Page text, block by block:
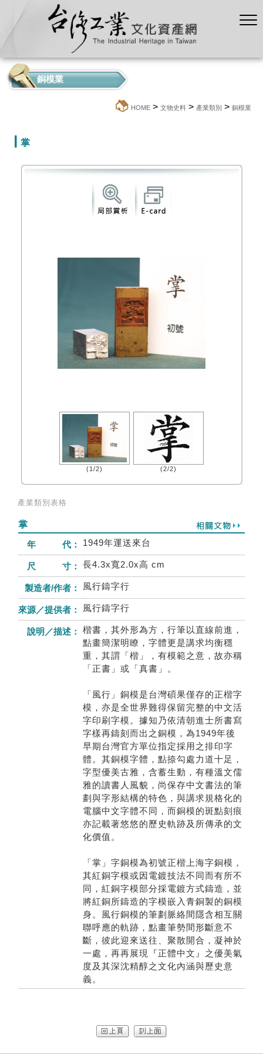
銅模業
HOME > 文物史料 > 產業類別 > 銅模業
掌
(1/2) (2/2)
產業類別表格
掌
年 代：
1949年運送來台
尺 寸： 長4.3x寬2.0x高 cm
製造者/作者： 風行鑄字行
來源／提供者： 風行鑄字行
說明／描述：
楷書，其外形為方，行筆以直線前進，
點畫簡潔明瞭，字體更是講求均衡穩
重，其謂「楷」，有模範之意，故亦稱
「正書」或「真書」。
「風行」銅模是台灣碩果僅存的正楷字
模，亦是全世界難得保留完整的中文活
字印刷字模。據知乃依清朝進士所書寫
字樣再鑄刻而出之銅模，為1949年後
早期台灣官方單位指定採用之排印字
體。其銅模字體，點捺勾處力道十足，
字型優美古雅，含蓄生動，有種溫文儒
雅的讀書人風貌，尚保存中文書法的筆
劃與字形結構的特色，與講求規格化的
電腦中文字體不同，而銅模的斑點刻痕
亦記載著悠悠的歷史軌跡及所傳承的文
化價值。
「掌」字銅模為初號正楷上海字銅模，
其紅銅字模或因電鍍技法不同而有所不
同，紅銅字模部分採電鍍方式鑄造，並
將紅銅所鑄造的字模嵌入青銅製的銅模
身。風行銅模的筆劃脈絡間隱含相互關
聯呼應的軌跡，點畫筆勢間形斷意不
斷，彼此迎來送往、聚散開合，凝神於
一處，再再展現『正體中文』之優美氣
度及其深沈精醇之文化內涵與歷史意
義。